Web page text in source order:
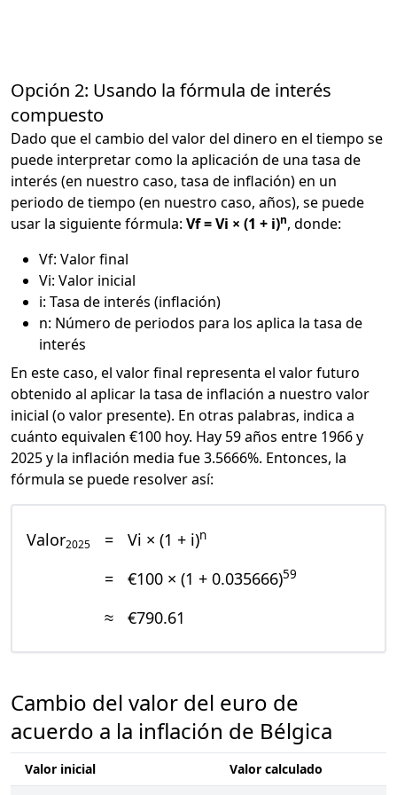
Opción 2: Usando la fórmula de interés
compuesto
Dado que el cambio del valor del dinero en el tiempo se
puede interpretar como la aplicación de una tasa de
interés (en nuestro caso, tasa de inflación) en un
periodo de tiempo (en nuestro caso, años), se puede
usar la siguiente fórmula: Vf = Vi × (1 + i)n, donde:
Vf: Valor final
Vi: Valor inicial
i: Tasa de interés (inflación)
n: Número de periodos para los aplica la tasa de
interés
En este caso, el valor final representa el valor futuro
obtenido al aplicar la tasa de inflación a nuestro valor
inicial (o valor presente). En otras palabras, indica a
cuánto equivalen €100 hoy. Hay 59 años entre 1966 y
2025 y la inflación media fue 3.5666%. Entonces, la
fórmula se puede resolver así:
Valor2025 = Vi × (1 + i)n
= €100 × (1 + 0.035666)59
≈ €790.61
Cambio del valor del euro de
acuerdo a la inflación de Bélgica
Valor inicial Valor calculado